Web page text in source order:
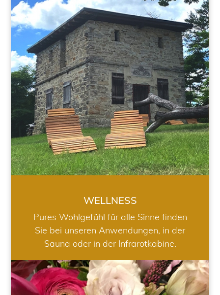
WELLNESS
WELLNESS
Pures Wohlgefühl für alle Sinne finden
Sie bei unseren Anwendungen, in der
Sauna oder in der Infrarotkabine.